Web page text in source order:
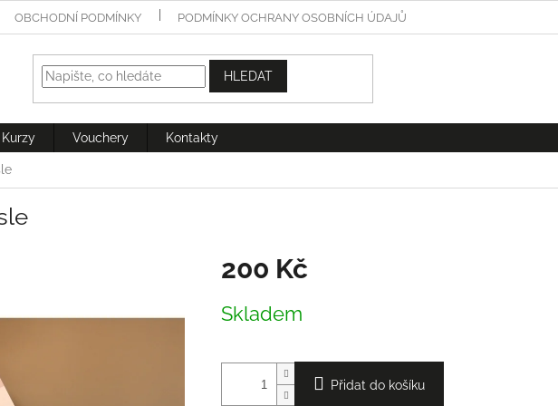
OBCHODNÍ PODMÍNKY PODMÍNKY OCHRANY OSOBNÍCH ÚDAJŮ
HLEDAT
Kurzy Vouchery Kontakty
200 Kč
cena:
Skladem
Přidat do košíku